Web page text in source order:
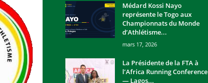
Médard Kossi Nayo
représente le Togo aux
Championnats du Monde
d’Athlétisme...
mars 17, 2026
La Présidente de la FTA à
l’Africa Running Conference
— Lagos...